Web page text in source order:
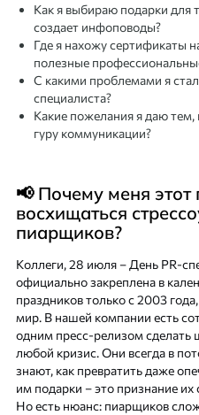
Как я выбираю подарки для
создает инфоповоды?
Где я нахожу сертификаты
полезные
С какими проблемами я
специалиста?
Какие пожелания я даю тем,
гуру коммуникации?
📢 Почему меня этот
восхищаться
пиарщиков?
Коллеги, 28 июля – День PR-
официально закреплена в
праздников только с 2003
мир. В нашей компании есть
одним пресс-релизом сделать
любой кризис. Они всегда в
знают, как превратить даже
им подарки – это признание их
Но есть нюанс: пиарщиков